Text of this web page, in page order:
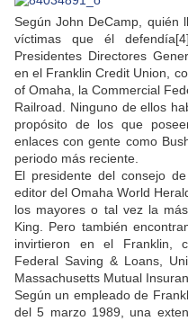
Según John DeCamp, quién
víctimas que él
Presidentes Directores
en el Franklin Credit Union,
of Omaha, la Commercial
Railroad. Ninguno de ellos
propósito de los que
enlaces con gente como
periodo más reciente.
El presidente del consejo
editor del Omaha World
los mayores o tal vez la
King. Pero también
invirtieron en el Franklin,
Federal Saving & Loans,
Massachusetts Mutual
Según un empleado de
del 5 marzo 1989, una